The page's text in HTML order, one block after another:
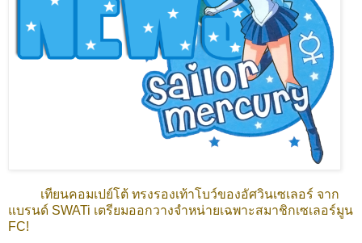
เทียนคอมเปย์โต้ ทรงรองเท้าโบว์ของอัศวินเซเลอร์ จาก
แบรนด์ SWATi เตรียมออกวางจำหน่ายเฉพาะสมาชิกเซเลอร์มูน
FC!